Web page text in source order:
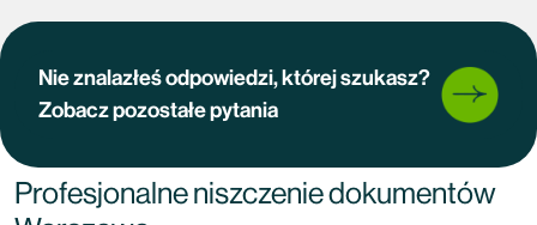
Nie znalazłeś odpowiedzi, której szukasz?
Zobacz pozostałe pytania
Profesjonalne niszczenie dokumentów